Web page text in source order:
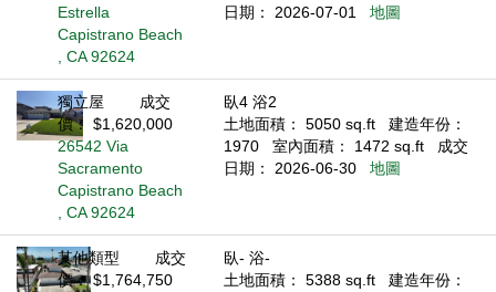
Estrella
Capistrano Beach
, CA 92624
日期： 2026-07-01
地圖
獨立屋
成交
價： $1,620,000
26542 Via
Sacramento
Capistrano Beach
, CA 92624
臥4 浴2
土地面積： 5050 sq.ft
建造年份：
1970
室內面積： 1472 sq.ft
成交
日期： 2026-06-30
地圖
其他類型
成交
價： $1,764,750
臥- 浴-
土地面積： 5388 sq.ft
建造年份：